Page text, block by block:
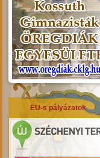
EU-s pályázatok